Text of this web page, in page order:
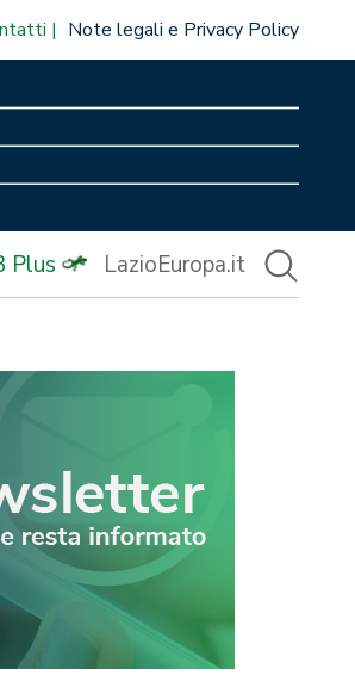
Note legali e Privacy Policy
Plus LazioEuropa.it